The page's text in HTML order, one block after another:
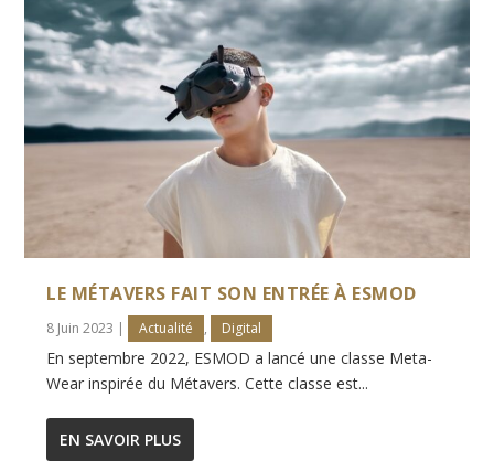
LE MÉTAVERS FAIT SON ENTRÉE À ESMOD
8 Juin 2023 | Actualité , Digital
En septembre 2022, ESMOD a lancé une classe Meta-
Wear inspirée du Métavers. Cette classe est...
EN SAVOIR PLUS